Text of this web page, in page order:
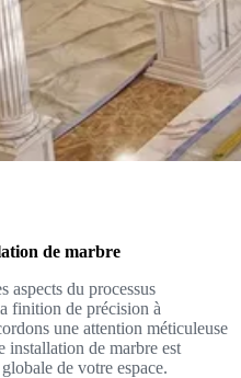
de marbre
aspects du processus
finition de précision à
une attention méticuleuse
installation de marbre est
de votre espace.